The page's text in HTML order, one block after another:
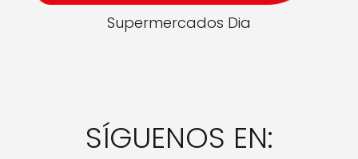
Supermercados Dia
SÍGUENOS EN: